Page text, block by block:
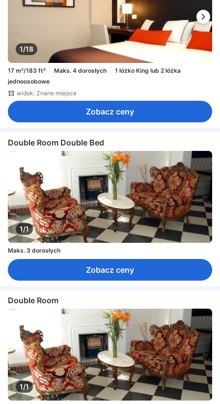
1/18
17 m²/183 ft² Maks. 4 dorosłych
1 łóżko King lub 2 łóżka
jednoosobowe
widok: Znane miejsce
Zobacz ceny
Double Room Double Bed
1/1
Maks. 3 dorosłych
Zobacz ceny
Double Room
1/1